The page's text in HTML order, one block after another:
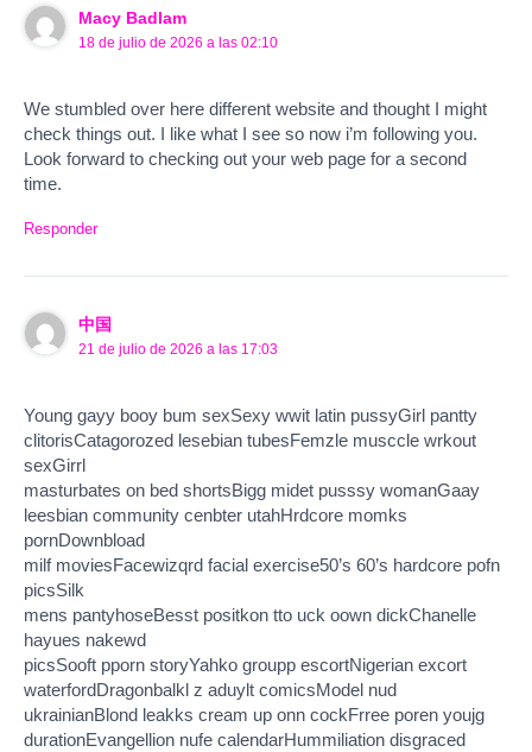
Macy Badlam
18 de julio de 2026 a las 02:10
We stumbled over here different website and thought I might
check things out. I like what I see so now i’m following you.
Look forward to checking out your web page for a second
time.
Responder
中国
21 de julio de 2026 a las 17:03
Young gayy booy bum sexSexy wwit latin pussyGirl pantty
clitorisCatagorozed lesebian tubesFemzle musccle wrkout
sexGirrl
masturbates on bed shortsBigg midet pusssy womanGaay
leesbian community cenbter utahHrdcore momks
pornDownbload
milf moviesFacewizqrd facial exercise50’s 60’s hardcore pofn
picsSilk
mens pantyhoseBesst positkon tto uck oown dickChanelle
hayues nakewd
picsSooft pporn storyYahko groupp escortNigerian excort
waterfordDragonbalkl z aduylt comicsModel nud
ukrainianBlond leakks cream up onn cockFrree poren youjg
durationEvangellion nufe calendarHummiliation disgraced